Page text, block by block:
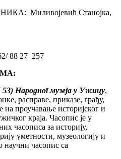
Миливојевић Станојка,
88 27 257
Народног музеја у Ужицу,
расправе, приказе, грађу,
на проучавање историјског и
краја. Часопис је у
часописа за историју,
уметности, музеологију и
научни часопис са